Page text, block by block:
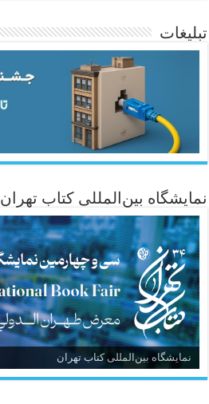
ئاژانسی هەواڵی مێهر
تبلیغات
نمایشگاه بین‌المللی کتاب تهران
نمایشگاه بین‌المللی کتاب تهران